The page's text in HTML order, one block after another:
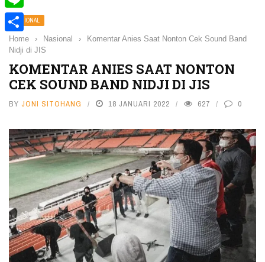
NASIONAL
Home › Nasional ›
Komentar Anies Saat Nonton Cek Sound Band
Nidji di JIS
KOMENTAR ANIES SAAT NONTON
CEK SOUND BAND NIDJI DI JIS
BY JONI SITOHANG 18 JANUARI 2022 627 0
Line
Share